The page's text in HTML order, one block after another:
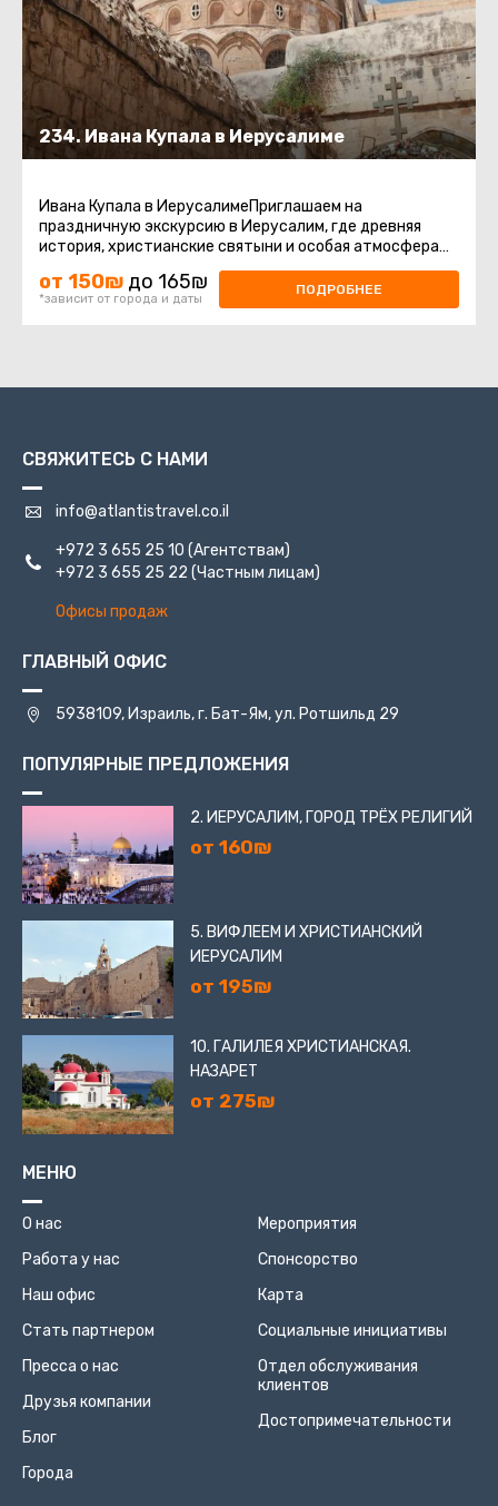
234. Ивана Купала в Иерусалиме
Ивана Купала в ИерусалимеПриглашаем на
праздничную экскурсию в Иерусалим, где древняя
история, христианские святыни и особая атмосфера
праздника Ивана Купалы соединяются ...
от 150₪ до 165₪
*зависит от города и даты
ПОДРОБНЕЕ
СВЯЖИТЕСЬ С НАМИ
info@atlantistravel.co.il
+972 3 655 25 10 (Агентствам)
+972 3 655 25 22 (Частным лицам)
Офисы продаж
ГЛАВНЫЙ ОФИС
5938109, Израиль, г. Бат-Ям, ул. Ротшильд 29
ПОПУЛЯРНЫЕ ПРЕДЛОЖЕНИЯ
2. ИЕРУСАЛИМ, ГОРОД ТРЁХ РЕЛИГИЙ
от 160₪
5. ВИФЛЕЕМ И ХРИСТИАНСКИЙ
ИЕРУСАЛИМ
от 195₪
10. ГАЛИЛЕЯ ХРИСТИАНСКАЯ.
НАЗАРЕТ
от 275₪
МЕНЮ
О нас
Работа у нас
Наш офис
Стать партнером
Пресса о нас
Друзья компании
Блог
Города
Мероприятия
Спонсорство
Карта
Социальные инициативы
Отдел обслуживания
клиентов
Достопримечательности